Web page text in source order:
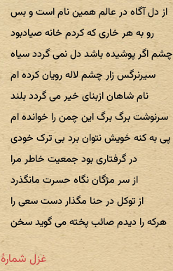
از دل آگاه در عالم همین نام است و بس
رو به هر خاری که کردم خانه صیادبود
چشم اگر پوشیده باشد دل نمی گردد سیاه
سیرنرگس زار چشم لاله رویان کرده ام
نام شاهان ازبنای خیر می گردد بلند
سرنوشت برگ برگ این چمن را خوانده ام
پی به کنه خویش نتوان برد بی ترک خودی
در گرفتاری بود جمعیت خاطر مرا
از سر مژگان نگاه حسرت مانگذرد
از توکل در حنا مگذار دست سعی را
هرکه را دیدم صائب پخته می گوید سخن
غزل شمارهٔ ۴۸۳۱: میوه باغ امیدم داغ حرمان است و بس